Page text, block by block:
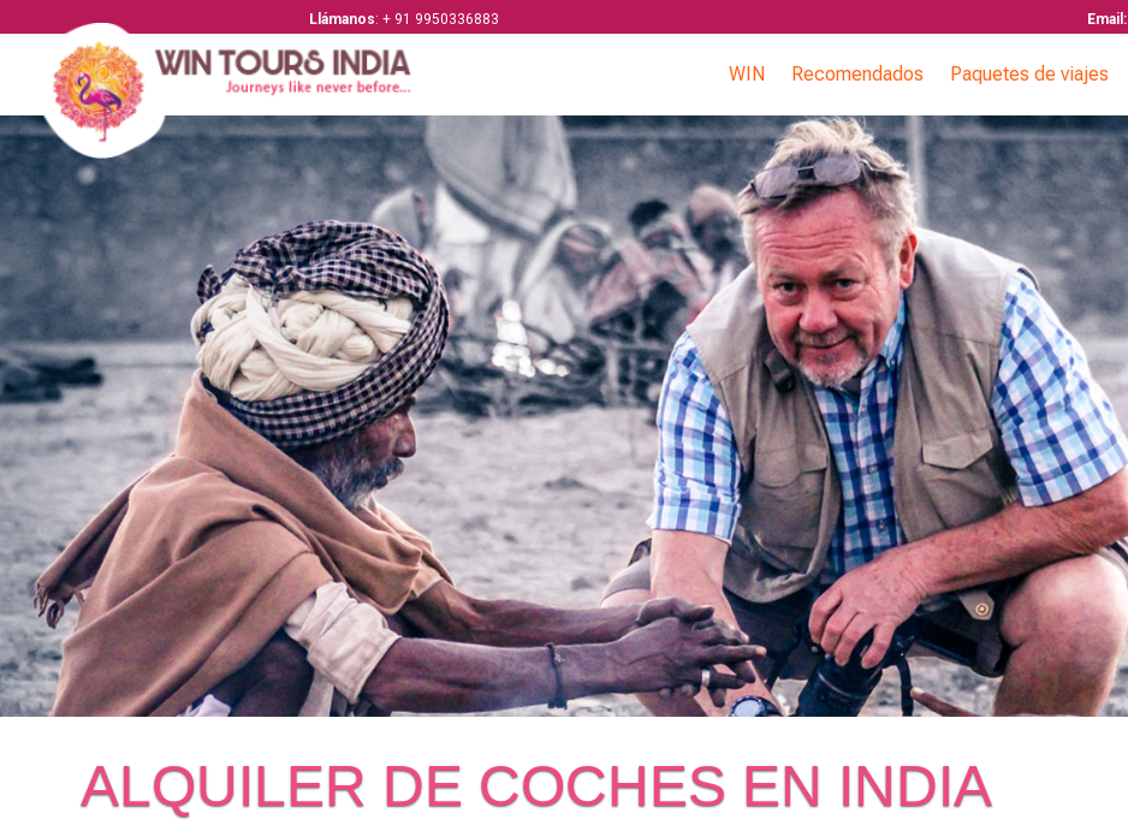
Llámanos: + 91 9950336883 Email:
WIN Recomendados Paquetes de viajes
ALQUILER DE COCHES EN INDIA